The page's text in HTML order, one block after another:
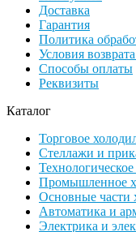
Доставка
Гарантия
Политика
Условия
Способы оплаты
Реквизиты
Каталог
Торговое
Стеллажи и
Промышленное
Основные части
Автоматика и
Электрика и